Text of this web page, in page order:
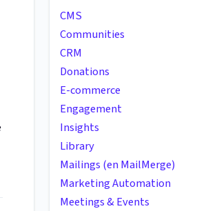
CMS
Communities
CRM
Donations
E-commerce
Engagement
Insights
Library
Mailings (en MailMerge)
Marketing Automation
Meetings & Events